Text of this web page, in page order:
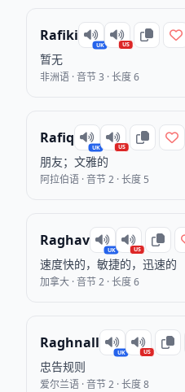
Rafiki
UK US
暂无
非洲语 · 音节 3 · 长度 6
Rafiq
UK US
朋友；文雅的
阿拉伯语 · 音节 2 · 长度 5
Raghav
UK US
速度快的，敏捷的，迅速的
加拿大 · 音节 2 · 长度 6
Raghnall
UK US
忠告规则
爱尔兰语 · 音节 2 · 长度 8